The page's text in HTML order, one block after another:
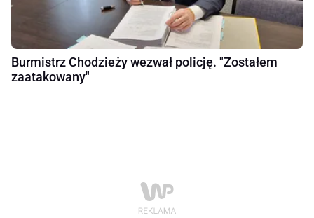
Burmistrz Chodzieży wezwał policję. "Zostałem
zaatakowany"